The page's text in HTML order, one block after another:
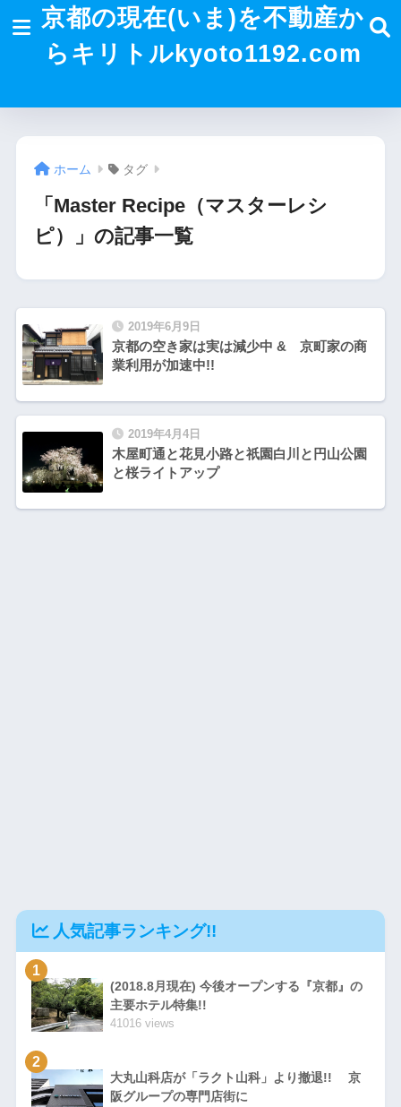
京都の現在(いま)を不動産か
らキリトルkyoto1192.com
ホーム タグ
「Master Recipe（マスターレシ
ピ）」の記事一覧
2019年6月9日
京都の空き家は実は減少中 & 京町家の商
業利用が加速中!!
2019年4月4日
木屋町通と花見小路と祇園白川と円山公園
と桜ライトアップ
人気記事ランキング!!
1
(2018.8月現在) 今後オープンする『京都』の
主要ホテル特集!!
41016 views
2
大丸山科店が「ラクト山科」より撤退!! 京
阪グループの専門店街に